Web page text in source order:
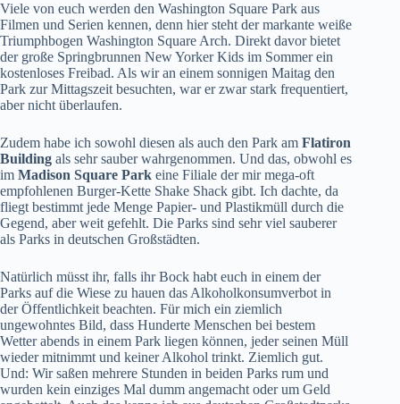
Viele von euch werden den Washington Square Park aus
Filmen und Serien kennen, denn hier steht der markante weiße
Triumphbogen Washington Square Arch. Direkt davor bietet
der große Springbrunnen New Yorker Kids im Sommer ein
kostenloses Freibad. Als wir an einem sonnigen Maitag den
Park zur Mittagszeit besuchten, war er zwar stark frequentiert,
aber nicht überlaufen.
Zudem habe ich sowohl diesen als auch den Park am Flatiron
Building als sehr sauber wahrgenommen. Und das, obwohl es
im Madison Square Park eine Filiale der mir mega-oft
empfohlenen Burger-Kette Shake Shack gibt. Ich dachte, da
fliegt bestimmt jede Menge Papier- und Plastikmüll durch die
Gegend, aber weit gefehlt. Die Parks sind sehr viel sauberer
als Parks in deutschen Großstädten.
Natürlich müsst ihr, falls ihr Bock habt euch in einem der
Parks auf die Wiese zu hauen das Alkoholkonsumverbot in
der Öffentlichkeit beachten. Für mich ein ziemlich
ungewohntes Bild, dass Hunderte Menschen bei bestem
Wetter abends in einem Park liegen können, jeder seinen Müll
wieder mitnimmt und keiner Alkohol trinkt. Ziemlich gut.
Und: Wir saßen mehrere Stunden in beiden Parks rum und
wurden kein einziges Mal dumm angemacht oder um Geld